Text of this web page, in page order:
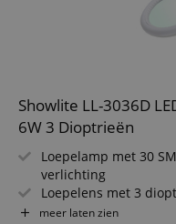
Showlite LL-3036D
6W 3 Dioptrieën
Loepelamp met 30
verlichting
Loepelens met 3
Flexibele 35 cm
meer laten zien